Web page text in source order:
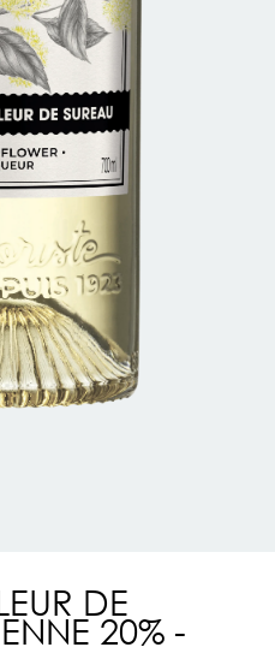
DE
20% -